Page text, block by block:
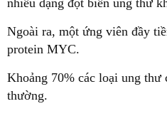
nhiều dạng đột biến ung thư
Ngoài ra, một ứng viên đầy
protein MYC.
Khoảng 70% các loại ung
thường.